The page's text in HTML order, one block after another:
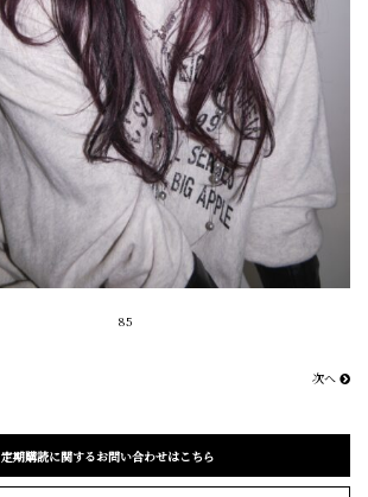
85
次へ
定期購読に関するお問い合わせはこちら